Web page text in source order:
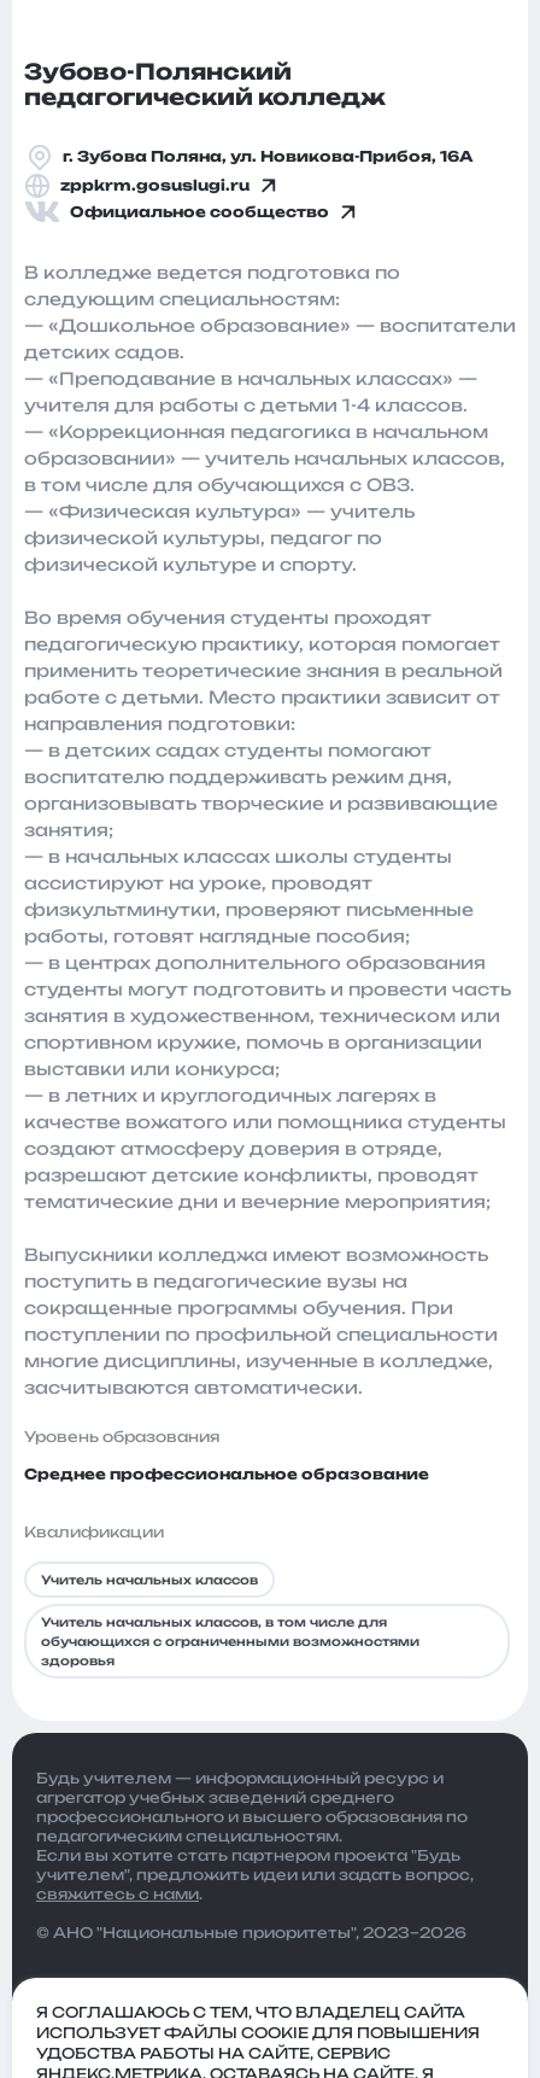
Зубово-Полянский
педагогический колледж
г. Зубова Поляна, ул. Новикова-Прибоя, 16А
zppkrm.gosuslugi.ru
Официальное сообщество
В колледже ведется подготовка по
следующим специальностям:
— «Дошкольное образование» — воспитатели
детских садов.
— «Преподавание в начальных классах» —
учителя для работы с детьми 1-4 классов.
— «Коррекционная педагогика в начальном
образовании» — учитель начальных классов,
в том числе для обучающихся с ОВЗ.
— «Физическая культура» — учитель
физической культуры, педагог по
физической культуре и спорту.
Во время обучения студенты проходят
педагогическую практику, которая помогает
применить теоретические знания в реальной
работе с детьми. Место практики зависит от
направления подготовки:
— в детских садах студенты помогают
воспитателю поддерживать режим дня,
организовывать творческие и развивающие
занятия;
— в начальных классах школы студенты
ассистируют на уроке, проводят
физкультминутки, проверяют письменные
работы, готовят наглядные пособия;
— в центрах дополнительного образования
студенты могут подготовить и провести часть
занятия в художественном, техническом или
спортивном кружке, помочь в организации
выставки или конкурса;
— в летних и круглогодичных лагерях в
качестве вожатого или помощника студенты
создают атмосферу доверия в отряде,
разрешают детские конфликты, проводят
тематические дни и вечерние мероприятия;
Выпускники колледжа имеют возможность
поступить в педагогические вузы на
сокращенные программы обучения. При
поступлении по профильной специальности
многие дисциплины, изученные в колледже,
засчитываются автоматически.
Уровень образования
Среднее профессиональное образование
Квалификации
Учитель начальных классов
Учитель начальных классов, в том числе для
обучающихся с ограниченными возможностями
здоровья
Будь учителем — информационный ресурс и
агрегатор учебных заведений среднего
профессионального и высшего образования по
педагогическим специальностям.
Если вы хотите стать партнером проекта "Будь
учителем", предложить идеи или задать вопрос,
свяжитесь с нами.
© АНО "Национальные приоритеты", 2023–2026
Я СОГЛАШАЮСЬ С ТЕМ, ЧТО ВЛАДЕЛЕЦ САЙТА
ИСПОЛЬЗУЕТ ФАЙЛЫ COOKIE ДЛЯ ПОВЫШЕНИЯ
УДОБСТВА РАБОТЫ НА САЙТЕ, СЕРВИС
ЯНДЕКС.МЕТРИКА. ОСТАВАЯСЬ НА САЙТЕ, Я